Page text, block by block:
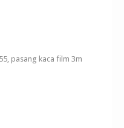
pasang kaca film 3m